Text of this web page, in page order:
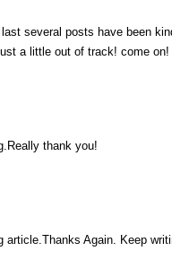
several posts have been
a little out of track! come on!
thank you!
Again. Keep